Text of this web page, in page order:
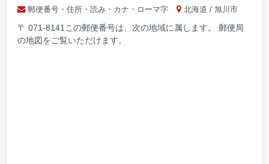
郵便番号・住所・読み・カナ・ローマ字 北海道 / 旭川市
〒 071-8141この郵便番号は、次の地域に属します。 郵便局
の地図をご覧いただけます。